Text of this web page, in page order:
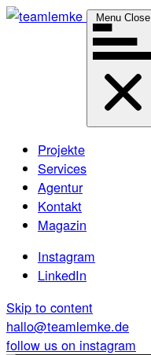
Menu Close
Projekte
Services
Agentur
Kontakt
Magazin
Instagram
LinkedIn
Skip to content
hallo@teamlemke.de
follow us on instagram